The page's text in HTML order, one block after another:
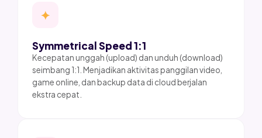
✦
Symmetrical Speed 1:1
Kecepatan unggah (upload) dan unduh (download)
seimbang 1:1. Menjadikan aktivitas panggilan video,
game online, dan backup data di cloud berjalan
ekstra cepat.